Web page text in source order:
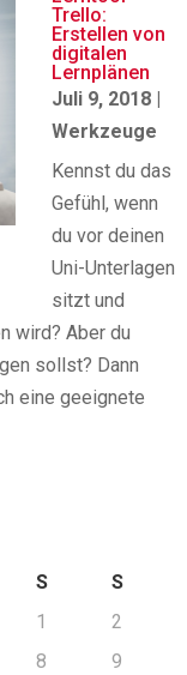
Trello:
Erstellen von
digitalen
Lernplänen
Juli 9, 2018 |
Werkzeuge
Kennst du das
Gefühl, wenn
du vor deinen
Uni-Unterlagen
sitzt und
wird? Aber du
sollst? Dann
eine geeignete
S
S
1
2
8
9